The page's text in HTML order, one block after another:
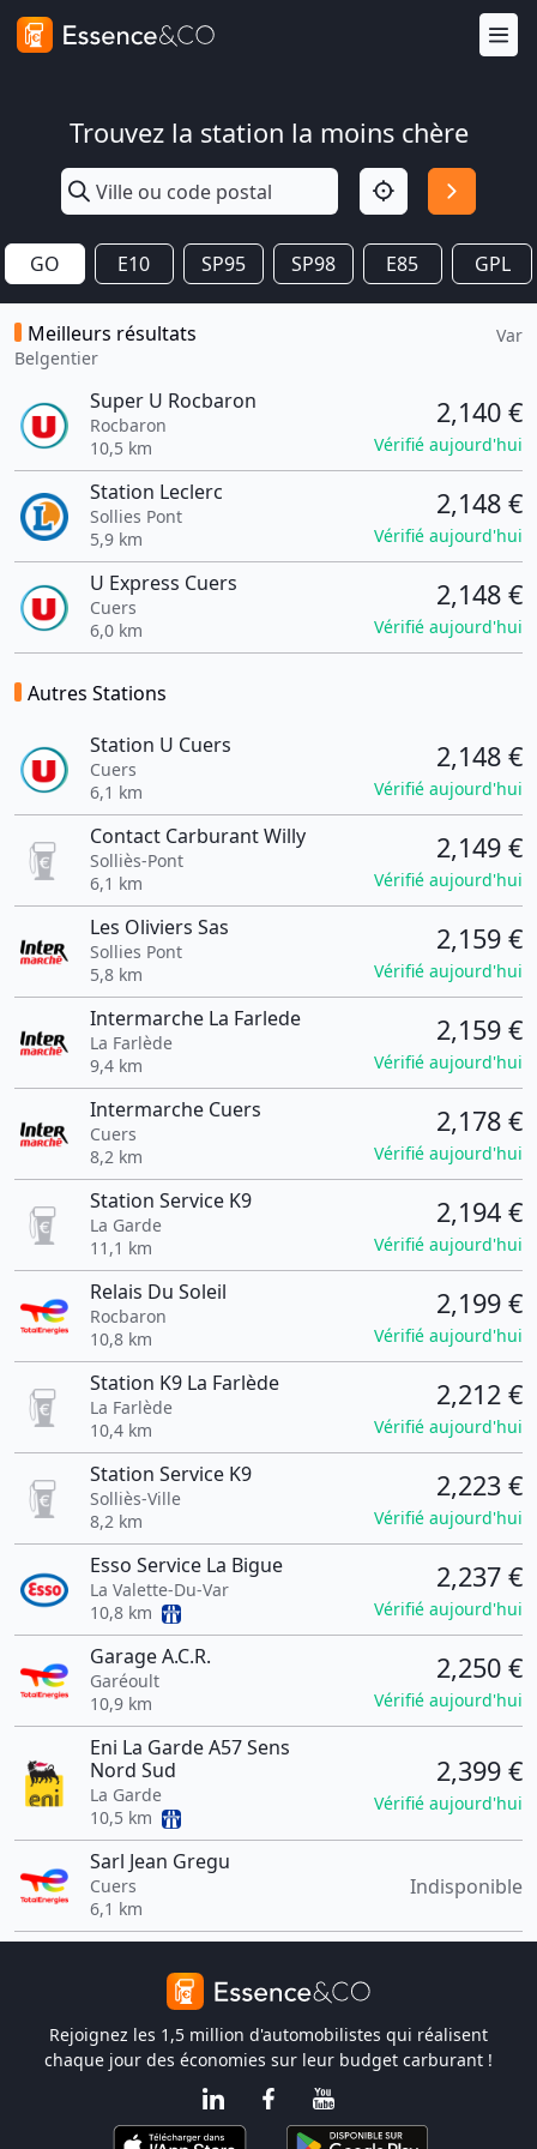
Trouvez la station la moins chère
GO E10 SP95 SP98 E85 GPL
Meilleurs résultats
Belgentier
Var
Super U Rocbaron
Rocbaron
10,5 km
2,140 €
Vérifié aujourd'hui
Station Leclerc
Sollies Pont
5,9 km
2,148 €
Vérifié aujourd'hui
U Express Cuers
Cuers
6,0 km
2,148 €
Vérifié aujourd'hui
Autres Stations
Station U Cuers
Cuers
6,1 km
2,148 €
Vérifié aujourd'hui
Contact Carburant Willy
Solliès-Pont
6,1 km
2,149 €
Vérifié aujourd'hui
Les Oliviers Sas
Sollies Pont
5,8 km
2,159 €
Vérifié aujourd'hui
Intermarche La Farlede
La Farlède
9,4 km
2,159 €
Vérifié aujourd'hui
Intermarche Cuers
Cuers
8,2 km
2,178 €
Vérifié aujourd'hui
Station Service K9
La Garde
11,1 km
2,194 €
Vérifié aujourd'hui
Relais Du Soleil
Rocbaron
10,8 km
2,199 €
Vérifié aujourd'hui
Station K9 La Farlède
La Farlède
10,4 km
2,212 €
Vérifié aujourd'hui
Station Service K9
Solliès-Ville
8,2 km
2,223 €
Vérifié aujourd'hui
Esso Service La Bigue
La Valette-Du-Var
10,8 km
2,237 €
Vérifié aujourd'hui
Garage A.C.R.
Garéoult
10,9 km
2,250 €
Vérifié aujourd'hui
Eni La Garde A57 Sens
Nord Sud
La Garde
10,5 km
2,399 €
Vérifié aujourd'hui
Sarl Jean Gregu
Cuers
6,1 km
Indisponible
Rejoignez les 1,5 million d'automobilistes qui réalisent
chaque jour des économies sur leur budget carburant !